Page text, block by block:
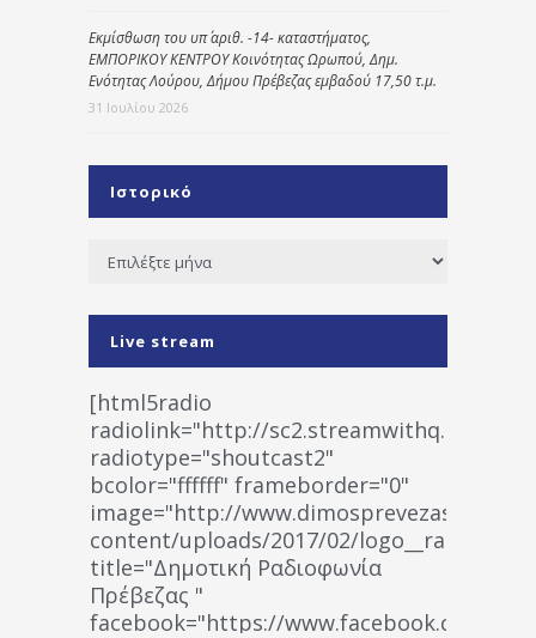
Εκμίσθωση του υπ΄ αριθ. -14- καταστήματος,
ΕΜΠΟΡΙΚΟΥ ΚΕΝΤΡΟΥ Κοινότητας Ωρωπού, Δημ.
Ενότητας Λούρου, Δήμου Πρέβεζας εμβαδού 17,50 τ.μ.
31 Ιουλίου 2026
Ιστορικό
Ιστορικό
Live stream
[html5radio
radiolink="http://
radiotype="shoutcast2"
bcolor="ffffff" frameborder="0"
image="http://www.dimosprevezas.gr/wp-
content/uploads/2017/02/
title="Δημοτική Ραδιοφωνία
Πρέβεζας "
facebook="https://www.facebook.com/